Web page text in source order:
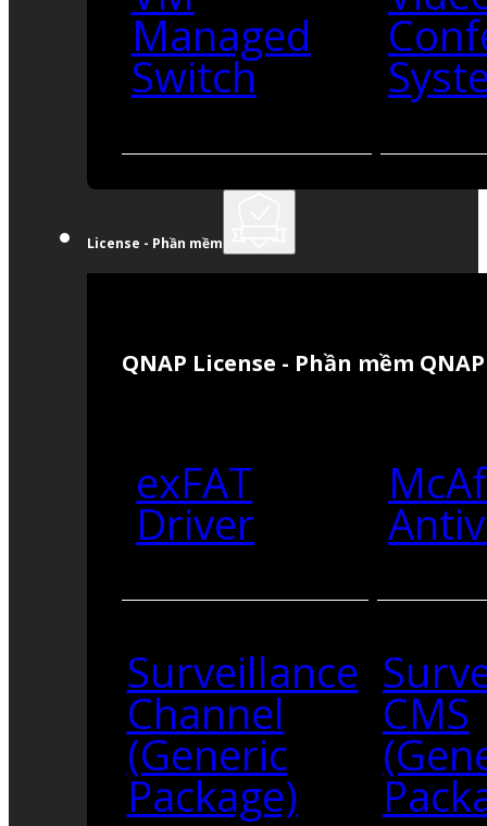
Managed
Switch
License - Phần mềm
QNAP License - Phần mềm QNAP
exFAT
Driver
Surveillance
Channel
(Generic
Package)
CMS